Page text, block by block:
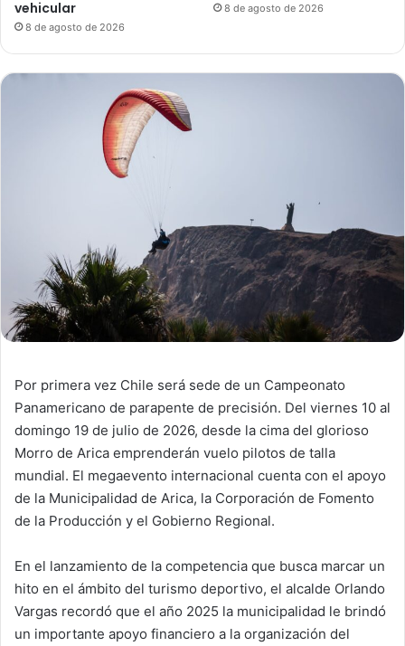
Por primera vez Chile será sede de un Campeonato
Panamericano de parapente de precisión. Del viernes 10 al
domingo 19 de julio de 2026, desde la cima del glorioso
Morro de Arica emprenderán vuelo pilotos de talla
mundial. El megaevento internacional cuenta con el apoyo
de la Municipalidad de Arica, la Corporación de Fomento
de la Producción y el Gobierno Regional.
En el lanzamiento de la competencia que busca marcar un
hito en el ámbito del turismo deportivo, el alcalde Orlando
Vargas recordó que el año 2025 la municipalidad le brindó
un importante apoyo financiero a la organización del
vehicular
8 de agosto de 2026
8 de agosto de 2026